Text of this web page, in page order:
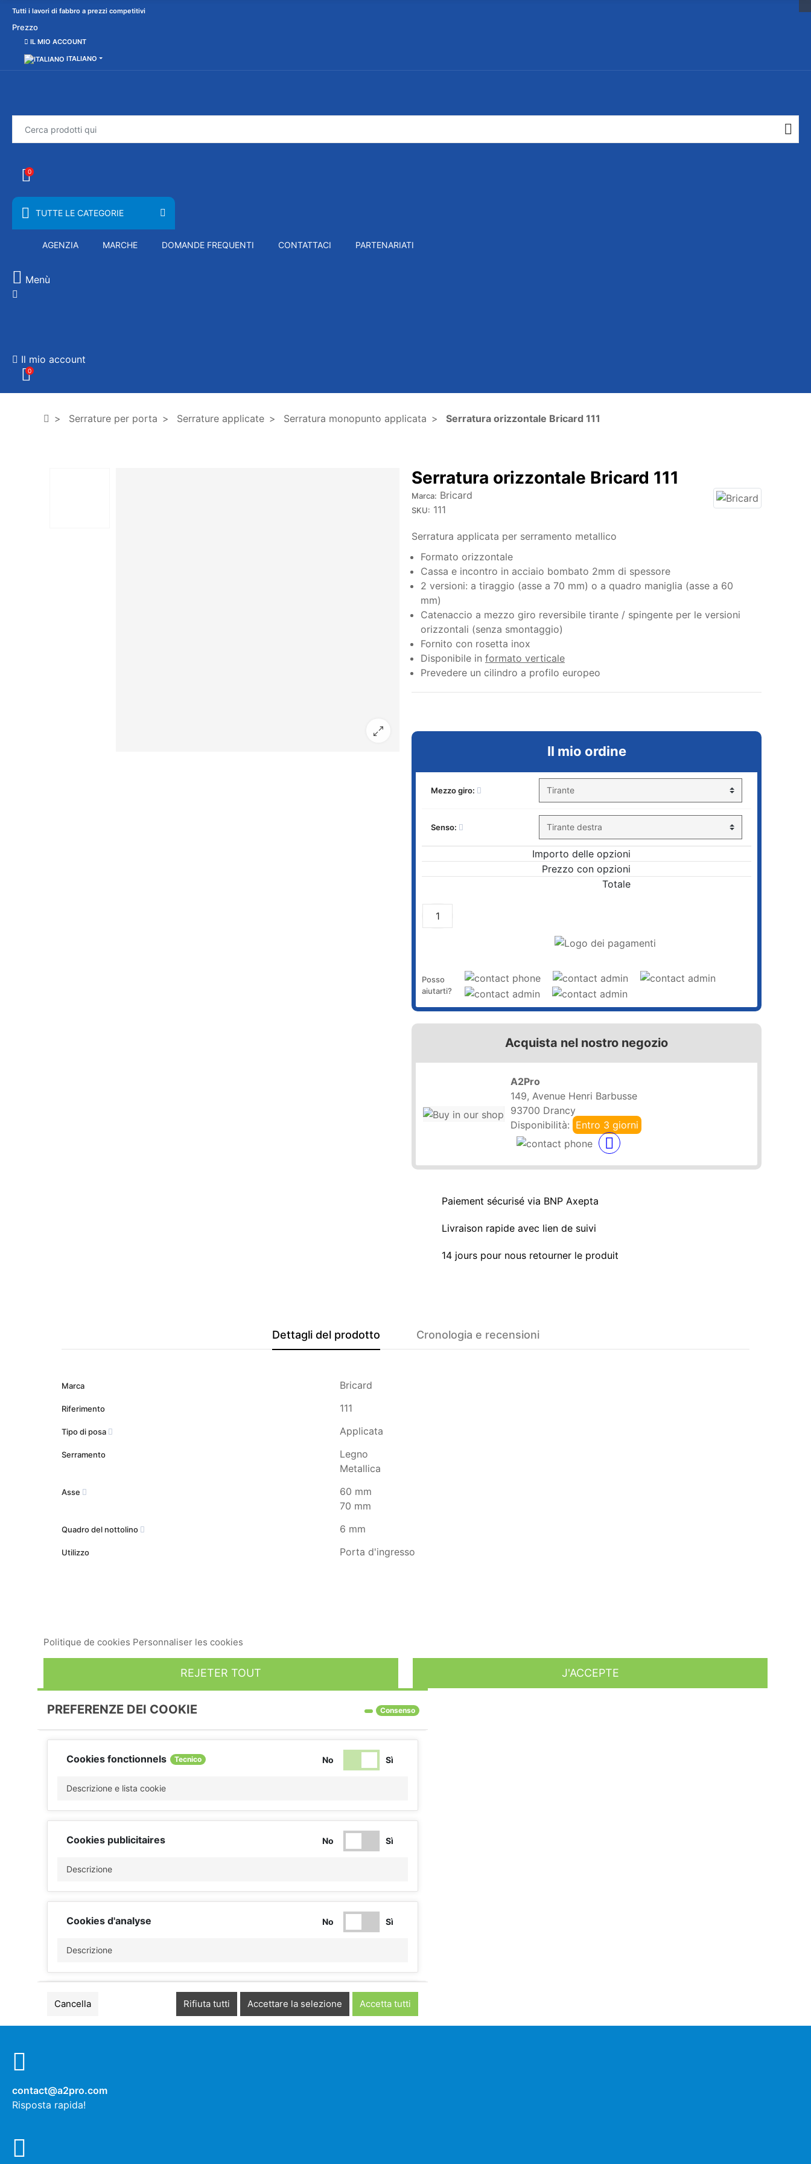
Tutti i lavori di fabbro a prezzi competitivi
Prezzo
IL MIO ACCOUNT
ITALIANO
0
TUTTE LE CATEGORIE
AGENZIA MARCHE DOMANDE FREQUENTI CONTATTACI PARTENARIATI
Menù
Il mio account
0
Serrature per porta Serrature applicate Serratura monopunto applicata Serratura orizzontale Bricard 111
Serratura orizzontale Bricard 111
Marca: Bricard
SKU: 111
Serratura applicata per serramento metallico
Formato orizzontale
Cassa e incontro in acciaio bombato 2mm di spessore
2 versioni: a tiraggio (asse a 70 mm) o a quadro maniglia (asse a 60
mm)
Catenaccio a mezzo giro reversibile tirante / spingente per le versioni
orizzontali (senza smontaggio)
Fornito con rosetta inox
Disponibile in formato verticale
Prevedere un cilindro a profilo europeo
Il mio ordine
Mezzo giro:
Senso:
Importo delle opzioni
Prezzo con opzioni
Totale
Posso
aiutarti?
Acquista nel nostro negozio
A2Pro
149, Avenue Henri Barbusse
93700 Drancy
Disponibilità: Entro 3 giorni
Paiement sécurisé via BNP Axepta
Livraison rapide avec lien de suivi
14 jours pour nous retourner le produit
Dettagli del prodotto Cronologia e recensioni
Marca Bricard
Riferimento 111
Tipo di posa Applicata
Serramento
Legno
Metallica
Asse
60 mm
70 mm
Quadro del nottolino 6 mm
Utilizzo Porta d'ingresso
Politique de cookies Personnaliser les cookies
REJETER TOUT J'ACCEPTE
PREFERENZE DEI COOKIE Consenso
Cookies fonctionnels Tecnico No Sì
Descrizione e lista cookie
Cookies publicitaires No Sì
Descrizione
Cookies d'analyse No Sì
Descrizione
Cookies de performance No Sì
Descrizione
Cancella Rifiuta tutti Accettare la selezione Accetta tutti
contact@a2pro.com
Risposta rapida!